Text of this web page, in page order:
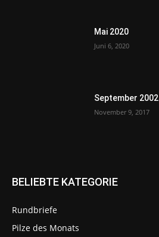
Mai 2020
Juni 6, 2020
September 2002
November 9, 2017
BELIEBTE KATEGORIE
Rundbriefe
Pilze des Monats